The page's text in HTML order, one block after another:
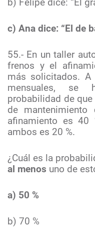
b) Felipe dice: “El
c) Ana dice: “El de
55.- En un taller
frenos y el
más solicitados.
mensuales, se
probabilidad de
de
afinamiento es
ambos es 20 %.
¿Cuál es la
al menos uno de
a) 50 %
b) 70 %